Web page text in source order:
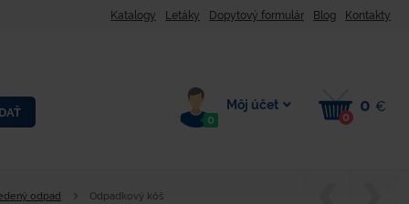
Katalogy Letáky Dopytový formulár Blog Kontakty
0
Môj účet
0
0 €
odpad Odpadkový kôš